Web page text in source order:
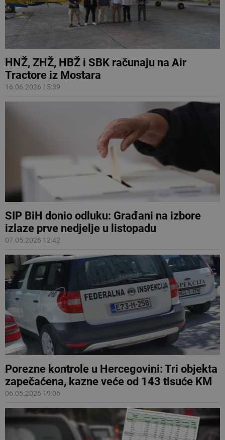
HNŽ, ZHŽ, HBŽ i SBK računaju na Air
Tractore iz Mostara
16.06.2026 15:39
SIP BiH donio odluku: Građani na izbore
izlaze prve nedjelje u listopadu
07.05.2026 12:42
Porezne kontrole u Hercegovini: Tri objekta
zapečaćena, kazne veće od 143 tisuće KM
06.05.2026 19:06